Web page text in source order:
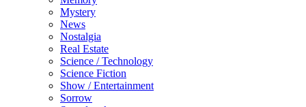
Mystery
News
Nostalgia
Real Estate
Science / Technology
Science Fiction
Show / Entertainment
Sorrow